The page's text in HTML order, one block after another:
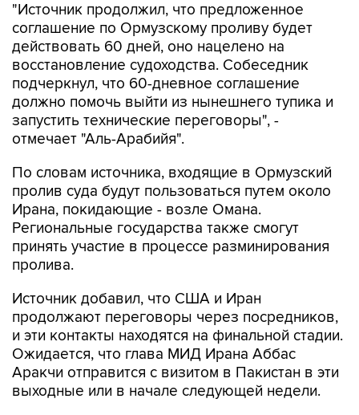
"Источник продолжил, что предложенное
соглашение по Ормузскому проливу будет
действовать 60 дней, оно нацелено на
восстановление судоходства. Собеседник
подчеркнул, что 60-дневное соглашение
должно помочь выйти из нынешнего тупика и
запустить технические переговоры", -
отмечает "Аль-Арабийя".
По словам источника, входящие в Ормузский
пролив суда будут пользоваться путем около
Ирана, покидающие - возле Омана.
Региональные государства также смогут
принять участие в процессе разминирования
пролива.
Источник добавил, что США и Иран
продолжают переговоры через посредников,
и эти контакты находятся на финальной стадии.
Ожидается, что глава МИД Ирана Аббас
Аракчи отправится с визитом в Пакистан в эти
выходные или в начале следующей недели.